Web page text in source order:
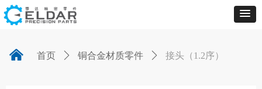
낀 首页 ꄲ 铜合金材质零件 ꄲ 接头（1.2序）